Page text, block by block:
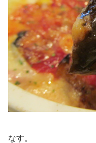
なす。